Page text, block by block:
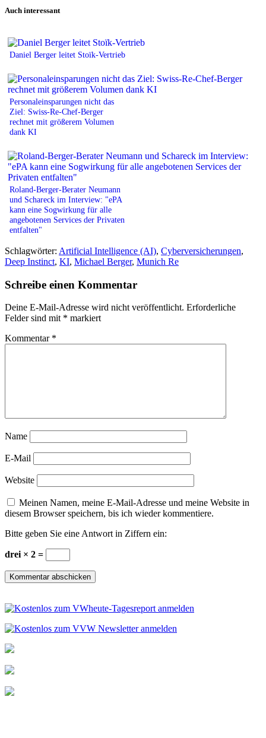
Auch interessant
Daniel Berger leitet Stoïk-Vertrieb
Personaleinsparungen nicht das
Ziel: Swiss-Re-Chef-Berger
rechnet mit größerem Volumen
dank KI
Roland-Berger-Berater Neumann
und Schareck im Interview: "ePA
kann eine Sogwirkung für alle
angebotenen Services der Privaten
entfalten"
Schlagwörter: Artificial Intelligence (AI), Cyberversicherungen,
Deep Instinct, KI, Michael Berger, Munich Re
Schreibe einen Kommentar
Deine E-Mail-Adresse wird nicht veröffentlicht. Erforderliche
Felder sind mit * markiert
Kommentar *
Name
E-Mail
Website
Meinen Namen, meine E-Mail-Adresse und meine Website in
diesem Browser speichern, bis ich wieder kommentiere.
Bitte geben Sie eine Antwort in Ziffern ein:
drei × 2 =